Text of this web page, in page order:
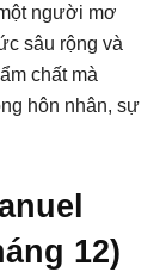
người mơ
sâu rộng và
chất mà
hôn nhân, sự
12)